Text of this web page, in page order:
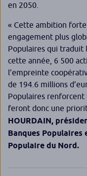
en 2050.
« Cette ambition forte
engagement plus
Populaires qui traduit
cette année, 6 500
l’empreinte
de 194.6 millions
Populaires renforcent
feront donc une
HOURDAIN,
Banques Populaires
Populaire du Nord.